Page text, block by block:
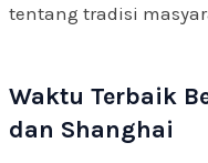
tentang tradisi
Waktu Terbaik
dan Shanghai